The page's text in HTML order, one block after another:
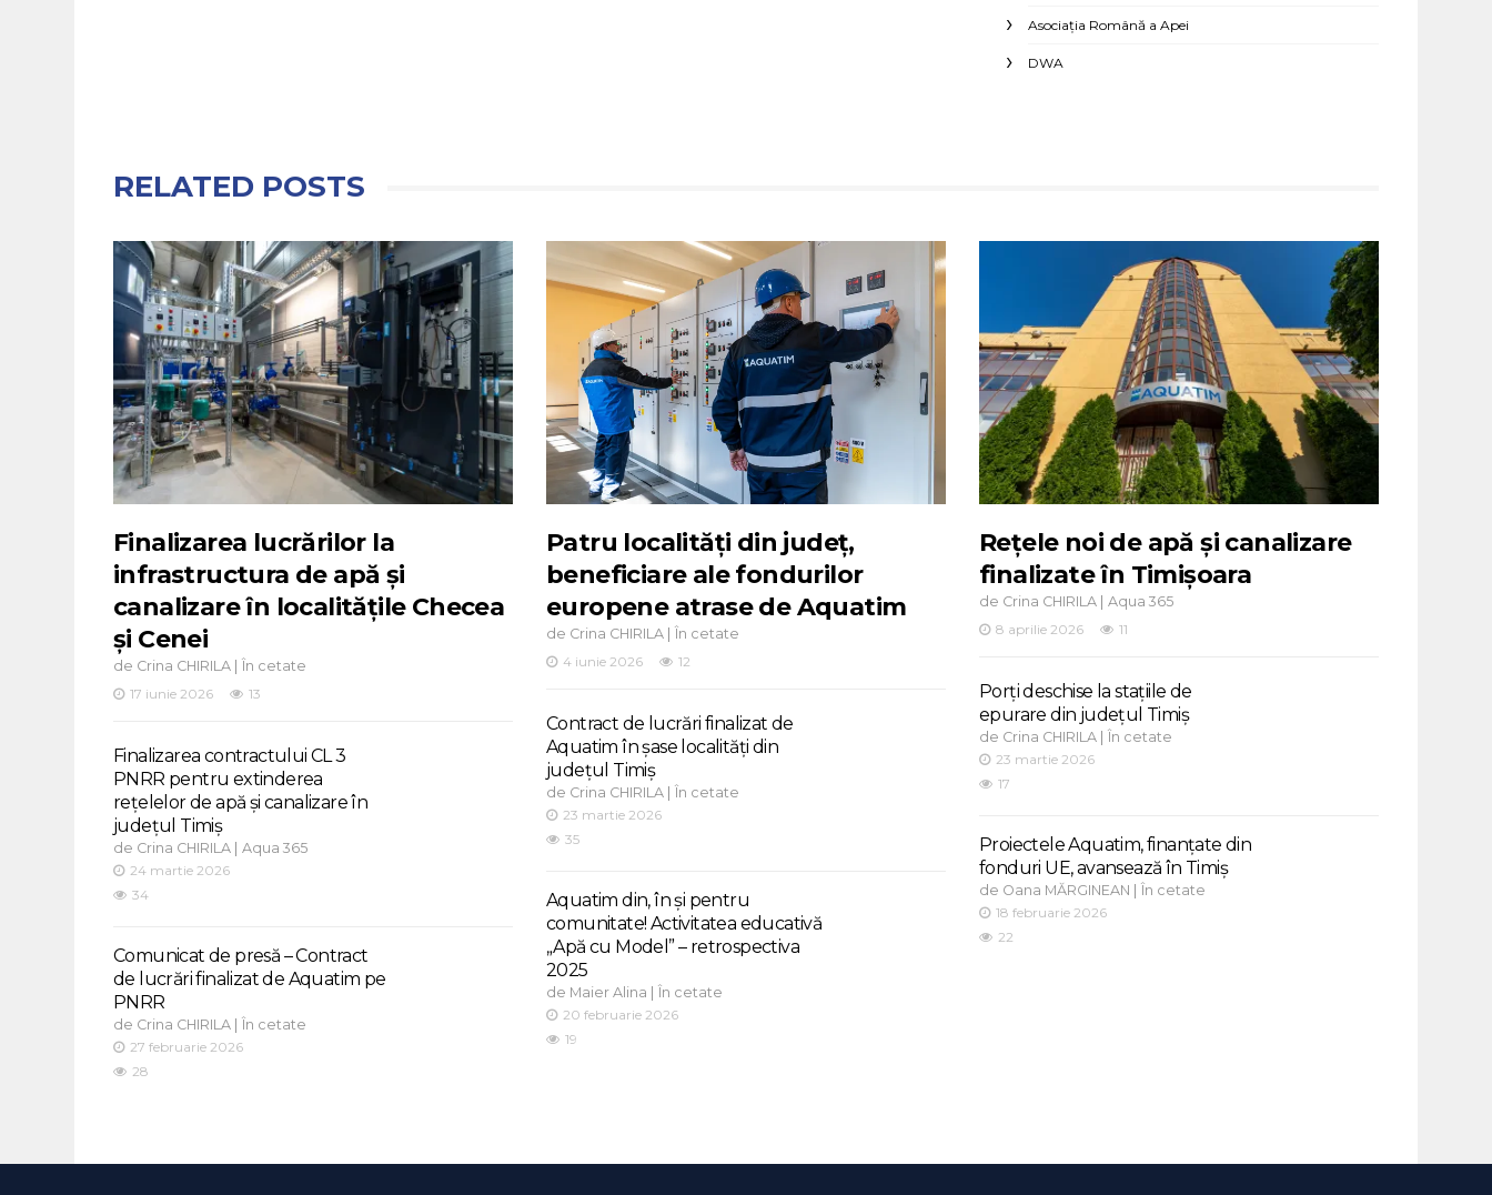
Asociaţia Română a Apei
DWA
RELATED POSTS
Finalizarea lucrărilor la
infrastructura de apă și
canalizare în localitățile Checea
și Cenei
de Crina CHIRILA | În cetate
17 iunie 2026
13
Finalizarea contractului CL 3
PNRR pentru extinderea
rețelelor de apă și canalizare în
județul Timiș
de Crina CHIRILA | Aqua 365
24 martie 2026
34
Comunicat de presă – Contract
de lucrări finalizat de Aquatim pe
PNRR
de Crina CHIRILA | În cetate
27 februarie 2026
28
Patru localități din județ,
beneficiare ale fondurilor
europene atrase de Aquatim
de Crina CHIRILA | În cetate
4 iunie 2026
12
Contract de lucrări finalizat de
Aquatim în șase localități din
județul Timiș
de Crina CHIRILA | În cetate
23 martie 2026
35
Aquatim din, în și pentru
comunitate! Activitatea educativă
„Apă cu Model” – retrospectiva
2025
de Maier Alina | În cetate
20 februarie 2026
19
Rețele noi de apă și canalizare
finalizate în Timișoara
de Crina CHIRILA | Aqua 365
8 aprilie 2026
11
Porți deschise la stațiile de
epurare din județul Timiș
de Crina CHIRILA | În cetate
23 martie 2026
17
Proiectele Aquatim, finanțate din
fonduri UE, avansează în Timiș
de Oana MĂRGINEAN | În cetate
18 februarie 2026
22